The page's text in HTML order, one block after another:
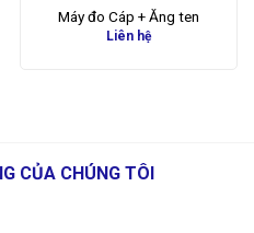
Máy đo Cáp + Ăng ten
Liên hệ
CỦA CHÚNG TÔI